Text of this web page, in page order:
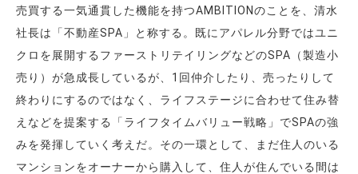
売買する一気通貫した機能を持つAMBITIONのことを、清水
社長は「不動産SPA」と称する。既にアパレル分野ではユニ
クロを展開するファーストリテイリングなどのSPA（製造小
売り）が急成長しているが、1回仲介したり、売ったりして
終わりにするのではなく、ライフステージに合わせて住み替
えなどを提案する「ライフタイムバリュー戦略」でSPAの強
みを発揮していく考えだ。その一環として、まだ住人のいる
マンションをオーナーから購入して、住人が住んでいる間は